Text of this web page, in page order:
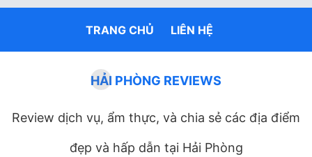
TRANG CHỦ LIÊN HỆ
HẢI PHÒNG REVIEWS
Review dịch vụ, ẩm thực, và chia sẻ các địa điểm
đẹp và hấp dẫn tại Hải Phòng